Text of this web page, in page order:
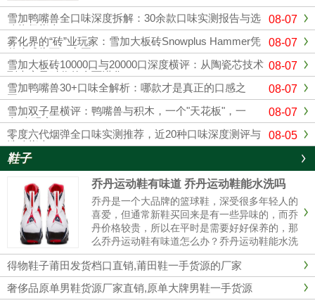
一代，其独特的设计和多样的口味使其成为许多
烟民的首选。随着市场竞争的加剧，寻找可靠的
悦刻一手货源变得越来......
08-07
雪加鸭嘴兽全口味深度拆解：30余款口味实测报告与选
购终极指南
08-07
雾化界的“砖”业玩家：雪加大板砖Snowplus Hammer凭
什么成为万口之王？
08-07
雪加大板砖10000口与20000口深度横评：从陶瓷芯技术
到大容量时代的全面进化
08-07
雪加鸭嘴兽30+口味全解析：哪款才是真正的口感之
王？
08-07
雪加双子星横评：鸭嘴兽与积木，一个"天花板"，一
个"大玩家"
08-05
零度六代烟弹全口味实测推荐，近20种口味深度测评与
选购指南
鞋子
乔丹运动鞋有味道 乔丹运动鞋能水洗吗
乔丹是一个大品牌的篮球鞋，深受很多年轻人的
喜爱，但通常新鞋买回来是有一些异味的，而乔
丹价格较贵，所以在平时是需要好好保养的，那
么乔丹运动鞋有味道怎么办？乔丹运动鞋能水洗
吗？乔丹运动鞋有味道1、最简单的办法在鞋里
放上橘子皮。2、用棉花沾些酒精塞入球鞋里，
这样经过一夜以后，棉花已经乾......
得物鞋子莆田发货档口直销,莆田鞋一手货源的厂家
奢侈品原单男鞋货源厂家直销,原单大牌男鞋一手货源